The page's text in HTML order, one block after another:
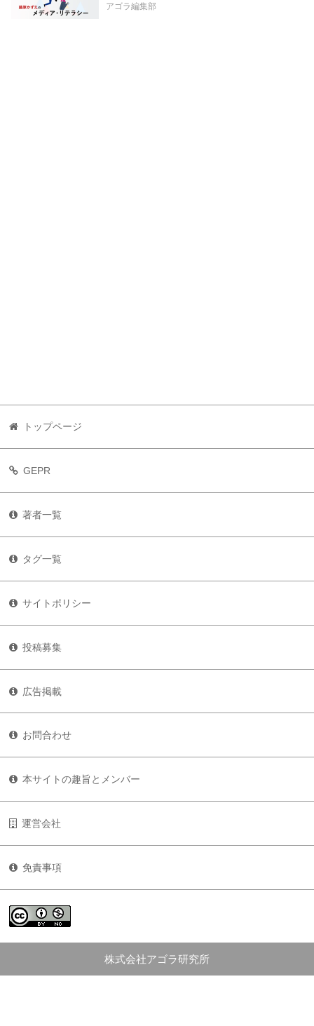
アゴラ編集部
トップページ
GEPR
著者一覧
タグ一覧
サイトポリシー
投稿募集
広告掲載
お問合わせ
本サイトの趣旨とメンバー
運営会社
免責事項
株式会社アゴラ研究所